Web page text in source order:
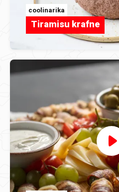
coolinarika
Tiramisu krafne